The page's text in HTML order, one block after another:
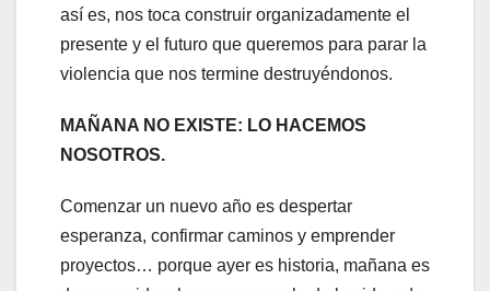
así es, nos toca construir organizadamente el
presente y el futuro que queremos para parar la
violencia que nos termine destruyéndonos.
MAÑANA NO EXISTE: LO HACEMOS
NOSOTROS.
Comenzar un nuevo año es despertar
esperanza, confirmar caminos y emprender
proyectos… porque ayer es historia, mañana es